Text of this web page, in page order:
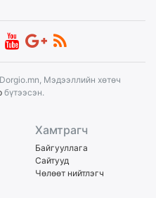
Мэдээллийн хөтөч
бүтээсэн.
Хамтрагч
Байгууллага
Сайтууд
Чөлөөт нийтлэгч